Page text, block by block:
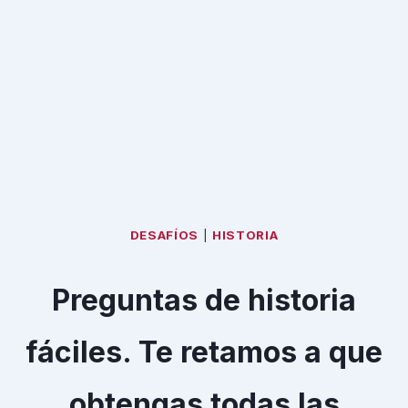
DESAFÍOS HISTORIA
Preguntas de historia
fáciles. Te retamos a que